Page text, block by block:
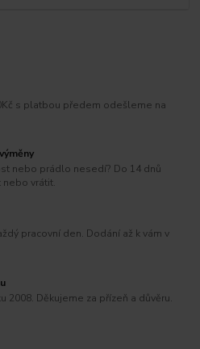
s platbou předem odešleme na
nebo prádlo nesedí? Do 14 dnů
nebo vrátit.
pracovní den. Dodání až k vám v
2008. Děkujeme za přízeň a důvěru.